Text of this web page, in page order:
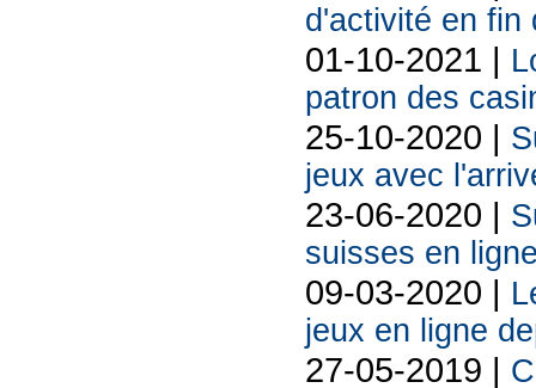
d'activité en fin
01-10-2021 |
patron des
25-10-2020 |
jeux avec
23-06-2020 |
suisses en
09-03-2020 |
jeux en ligne
27-05-2019 |